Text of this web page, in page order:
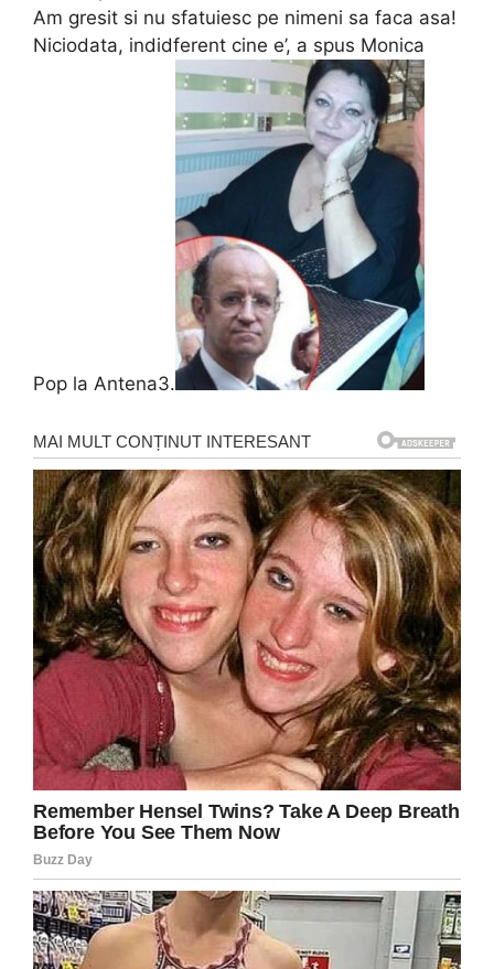
Am gresit si nu sfatuiesc pe nimeni sa faca asa!
Niciodata, indidferent cine e’, a spus Monica
Pop la Antena3.